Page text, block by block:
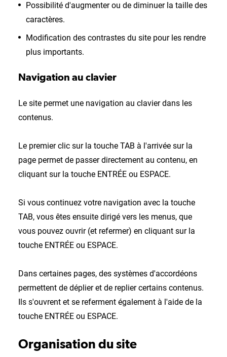
Possibilité d'augmenter ou de diminuer la taille des
caractères.
Modification des contrastes du site pour les rendre
plus importants.
Navigation au clavier
Le site permet une navigation au clavier dans les
contenus.
Le premier clic sur la touche TAB à l'arrivée sur la
page permet de passer directement au contenu, en
cliquant sur la touche ENTRÉE ou ESPACE.
Si vous continuez votre navigation avec la touche
TAB, vous êtes ensuite dirigé vers les menus, que
vous pouvez ouvrir (et refermer) en cliquant sur la
touche ENTRÉE ou ESPACE.
Dans certaines pages, des systèmes d'accordéons
permettent de déplier et de replier certains contenus.
Ils s'ouvrent et se referment également à l'aide de la
touche ENTRÉE ou ESPACE.
Organisation du site